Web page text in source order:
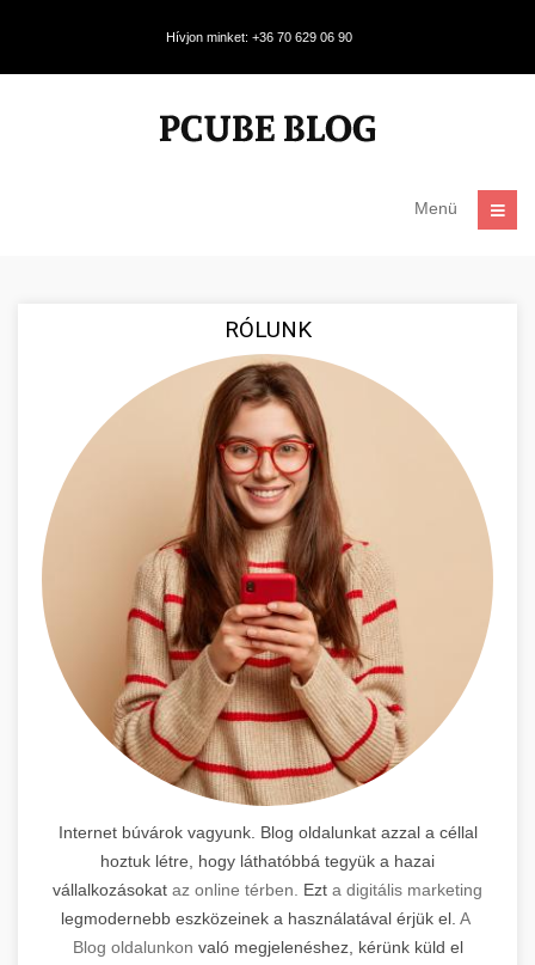
Hívjon minket: +36 70 629 06 90
Menü
RÓLUNK
Internet búvárok vagyunk. Blog oldalunkat azzal a céllal
hoztuk létre, hogy láthatóbbá tegyük a hazai
vállalkozásokat az online térben. Ezt a digitális marketing
legmodernebb eszközeinek a használatával érjük el. A
Blog oldalunkon való megjelenéshez, kérünk küld el